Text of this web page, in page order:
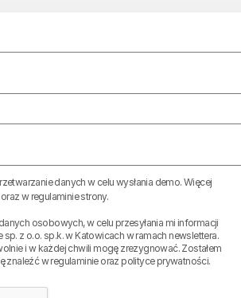
danych w celu wysłania demo. Więcej
oraz w regulaminie strony.
osobowych, w celu przesyłania mi informacji
z o.o. sp.k. w Katowicach w ramach newslettera.
i w każdej chwili mogę zrezygnować. Zostałem
w regulaminie oraz polityce prywatności.